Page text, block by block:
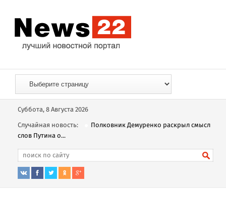
Суббота, 8 Августа 2026
Случайная новость:
Полковник Демуренко раскрыл смысл
слов Путина о...